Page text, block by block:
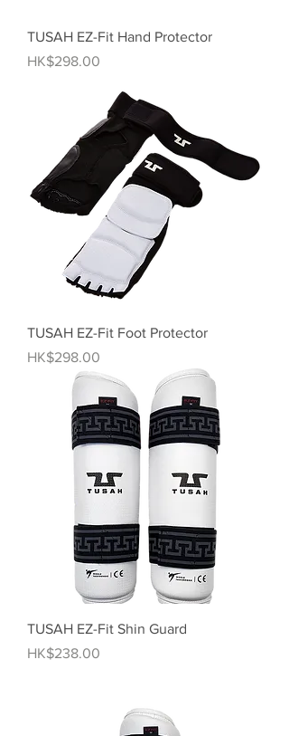
TUSAH EZ-Fit Hand Protector
價格
HK$298.00
TUSAH EZ-Fit Foot Protector
價格
HK$298.00
TUSAH EZ-Fit Shin Guard
價格
HK$238.00